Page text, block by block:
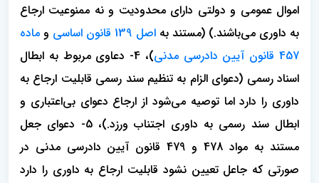
اموال عمومی و دولتی دارای محدودیت و نه ممنوعیت ارجاع
به داوری می‌باشند.) (مستند بهاصل 139 قانون اساسی و ماده
457 قانون آیین دادرسی مدنی
)، 4- دعاوی مربوط به ابطال
اسناد رسمی (دعوای الزام به تنظیم سند رسمی قابلیت ارجاع به
داوری را دارد اما توصیه می‌شود از ارجاع دعوای بی‌اعتباری و
ابطال سند رسمی به داوری اجتناب ورزد.)، 5- دعوای جعل
مستند به مواد 478 و 479 قانون آیین دادرسی مدنی در
صورتی که جاعل تعیین نشود قابلیت ارجاع به داوری را دارد